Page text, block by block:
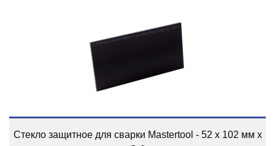
Стекло защитное для сварки Mastertool - 52 x 102 мм x